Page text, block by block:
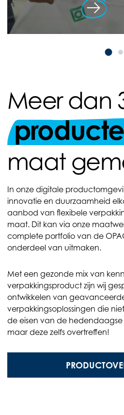
Meer dan
maat
In onze digitale
innovatie en duurzaamheid
aanbod van flexibele
maat. Dit kan via onze
complete portfolio van de
onderdeel van uitmaken.
Met een gezonde mix van
verpakkingsproduct zijn wij
ontwikkelen van
verpakkingsoplossingen die
de eisen van de
maar deze zelfs overtreffen!